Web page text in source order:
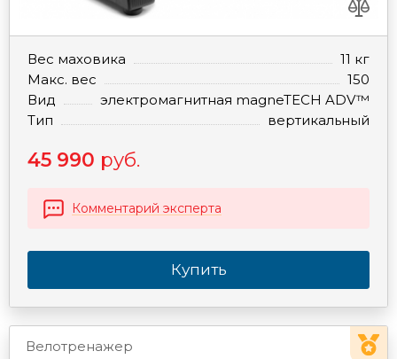
Вес маховика
11 кг
Макс. вес
150
Вид
электромагнитная magneTECH ADV™
Тип
вертикальный
45 990 руб.
Комментарий эксперта
Купить
Велотренажер